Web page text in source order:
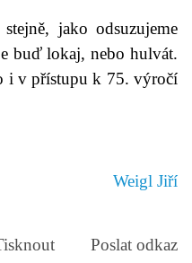
jako odsuzujeme
buď lokaj, nebo hulvát.
i v přístupu k 75. výročí
Weigl Jiří
Poslat odkaz